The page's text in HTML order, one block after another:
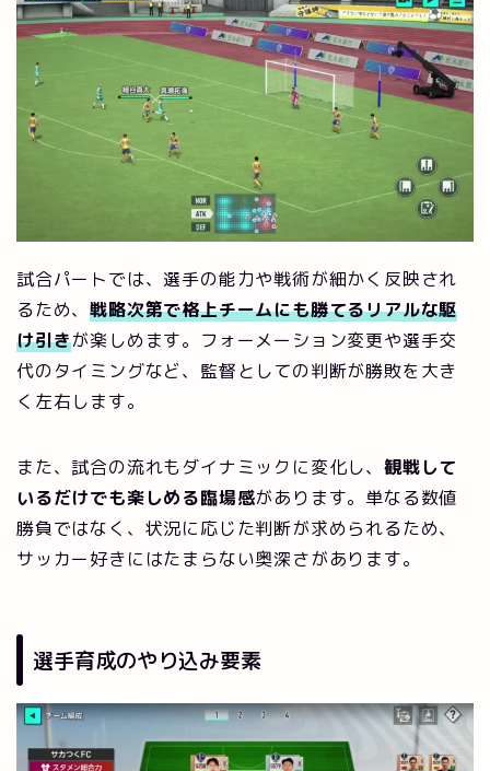
試合パートでは、選手の能力や戦術が細かく反映され
るため、戦略次第で格上チームにも勝てるリアルな駆
け引きが楽しめます。フォーメーション変更や選手交
代のタイミングなど、監督としての判断が勝敗を大き
く左右します。
また、試合の流れもダイナミックに変化し、 観戦して
いるだけでも楽しめる臨場感があります。単なる数値
勝負ではなく、状況に応じた判断が求められるため、
サッカー好きにはたまらない奥深さがあります。
選手育成のやり込み要素